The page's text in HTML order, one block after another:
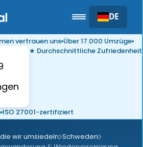
DE
vertrauen uns Über 17.000 Umzüge
★ Durchschnittliche Zufriedenheit
ISO 27001-zertifiziert
wir umsiedeln Schweden